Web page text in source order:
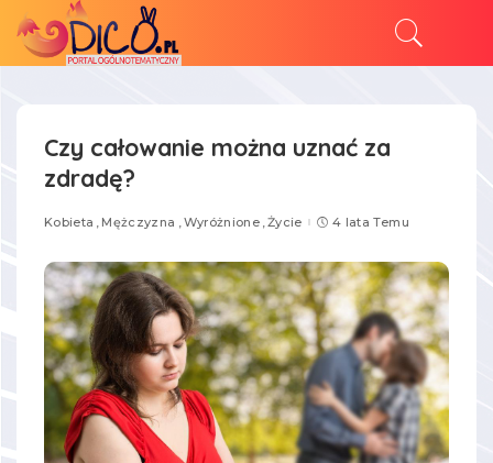
Czy całowanie można uznać za
zdradę?
Kobieta Mężczyzna Wyróżnione Życie 4 lata Temu